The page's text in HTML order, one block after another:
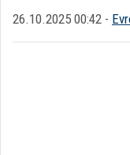
26.10.2025 00:42 -